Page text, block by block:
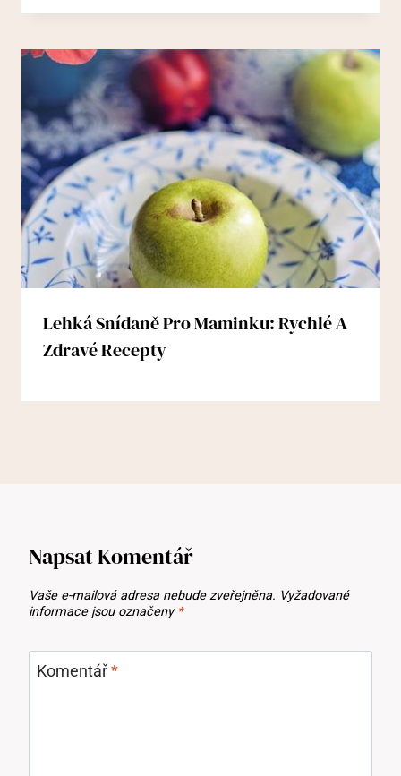
Lehká Snídaně Pro Maminku: Rychlé A
Zdravé Recepty
Napsat Komentář
Vaše e-mailová adresa nebude zveřejněna. Vyžadované
informace jsou označeny *
Komentář*